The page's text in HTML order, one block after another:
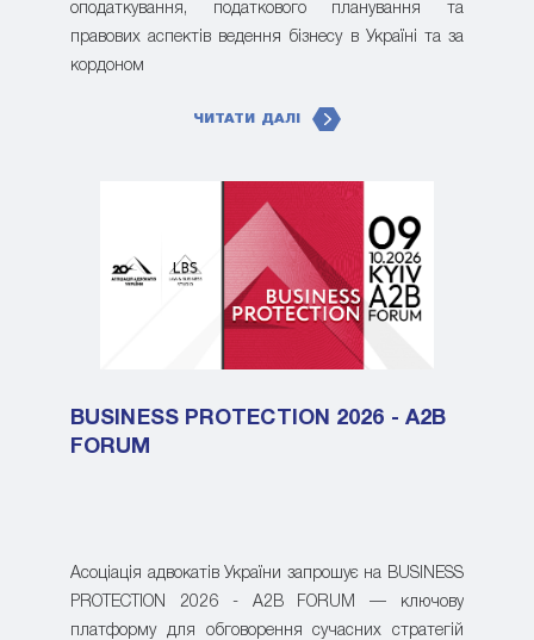
оподаткування, податкового планування та
правових аспектів ведення бізнесу в Україні та за
кордоном
ЧИТАТИ ДАЛІ
BUSINESS PROTECTION 2026 - A2B
FORUM
Асоціація адвокатів України запрошує на BUSINESS
PROTECTION 2026 - A2B FORUM — ключову
платформу для обговорення сучасних стратегій